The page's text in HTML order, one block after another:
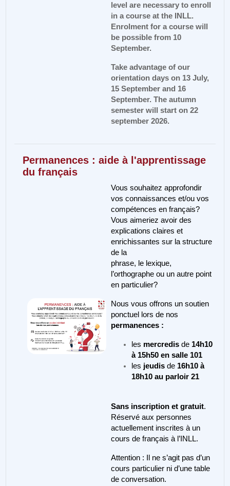
level are necessary to enroll
in a course at the INLL.
Enrolment for a course will
be possible from 10
September.
Take advantage of our
orientation days on 13 July,
15 September and 16
September.The autumn
semester will start on 22
september 2026.
Permanences : aide à l'apprentissage
du français
Vous souhaitez approfondir
vos connaissances et/ou vos
compétences en français?
Vous aimeriez avoir des
explications claires et
enrichissantes sur la structure
de la
phrase, le lexique,
l’orthographe ou un autre point
en particulier?
Nous vous offrons un soutien
ponctuel lors de nos
permanences :
les mercredisde 14h10
à 15h50 en salle 101
les jeudisde 16h10 à
18h10 au parloir 21
Sans inscription et gratuit.
Réservé aux personnes
actuellement inscrites à un
cours de français à l’INLL.
Attention : Il ne s’agit pas d’un
cours particulier ni d’une table
de conversation.